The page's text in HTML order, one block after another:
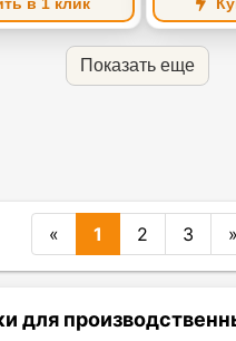
Показать еще
« 1 2 3 »
для